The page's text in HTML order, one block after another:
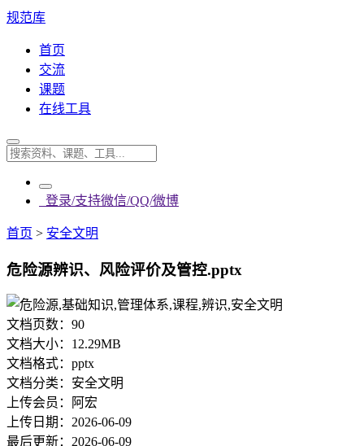
规范库
首页
交流
课题
在线工具
登录/支持微信/QQ/微博
首页 > 安全文明
危险源辨识、风险评价及管控.pptx
文档页数： 90
文档大小： 12.29MB
文档格式： pptx
文档分类： 安全文明
上传会员：
阿宏
上传日期： 2026-06-09
最后更新： 2026-06-09